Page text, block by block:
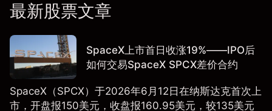
最新股票文章
SpaceX上市首日收涨19%——IPO后
如何交易SpaceX SPCX差价合约
SpaceX（SPCX）于2026年6月12日在纳斯达克首次上
市，开盘报150美元，收盘报160.95美元，较135美元